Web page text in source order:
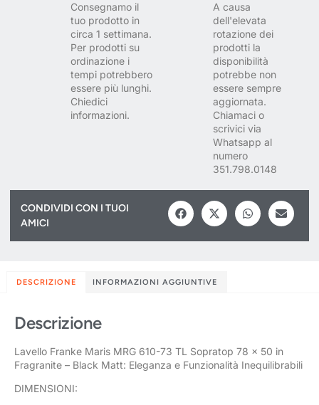
Consegnamo il
tuo prodotto in
circa 1 settimana.
Per prodotti su
ordinazione i
tempi potrebbero
essere più lunghi.
Chiedici
informazioni.
A causa
dell'elevata
rotazione dei
prodotti la
disponibilità
potrebbe non
essere sempre
aggiornata.
Chiamaci o
scrivici via
Whatsapp al
numero
351.798.0148
CONDIVIDI CON I TUOI
AMICI
DESCRIZIONE INFORMAZIONI AGGIUNTIVE
Descrizione
Lavello Franke Maris MRG 610-73 TL Sopratop 78 x 50 in
Fragranite – Black Matt: Eleganza e Funzionalità Inequilibrabili
DIMENSIONI: